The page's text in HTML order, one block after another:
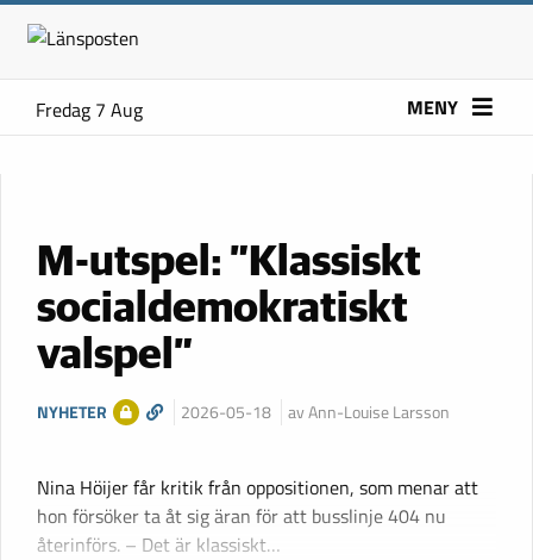
Fredag 7 Aug MENY
M-utspel: ”Klassiskt
socialdemokratiskt
valspel”
NYHETER 2026-05-18 av Ann-Louise Larsson
Nina Höijer får kritik från oppositionen, som menar att
hon försöker ta åt sig äran för att busslinje 404 nu
återinförs. – Det är klassiskt…